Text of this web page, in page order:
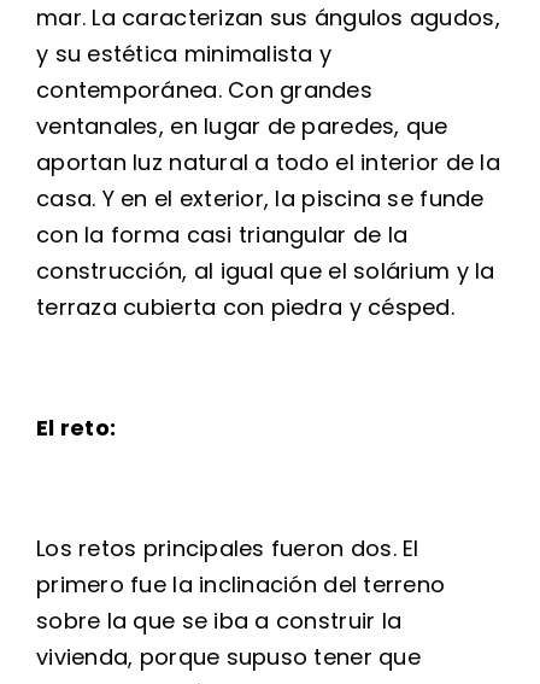
mar. La caracterizan sus ángulos agudos,
y su estética minimalista y
contemporánea. Con grandes
ventanales, en lugar de paredes, que
aportan luz natural a todo el interior de la
casa. Y en el exterior, la piscina se funde
con la forma casi triangular de la
construcción, al igual que el solárium y la
terraza cubierta con piedra y césped.
El reto:
Los retos principales fueron dos. El
primero fue la inclinación del terreno
sobre la que se iba a construir la
vivienda, porque supuso tener que